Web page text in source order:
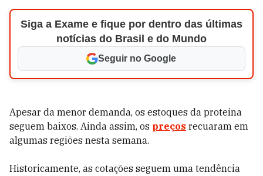
Siga a Exame e fique por dentro das últimas
notícias do Brasil e do Mundo
Seguir no Google
Apesar da menor demanda, os estoques da proteína
seguem baixos. Ainda assim, os preços recuaram em
algumas regiões nesta semana.
Historicamente, as cotações seguem uma tendência